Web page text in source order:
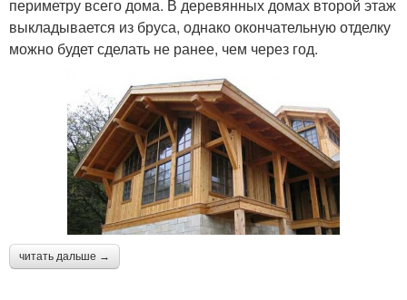
периметру всего дома. В деревянных домах второй этаж
выкладывается из бруса, однако окончательную отделку
можно будет сделать не ранее, чем через год.
читать дальше →